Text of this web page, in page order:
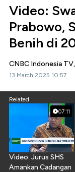
Video:
Prabowo,
Benih di
CNBC Indonesia TV,
13 March 2025 10:57
Related
07:11
Video: Jurus SHS
Amankan Cadangan